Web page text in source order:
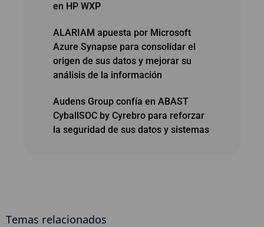
en HP WXP
ALARIAM apuesta por Microsoft
Azure Synapse para consolidar el
origen de sus datos y mejorar su
análisis de la información
Audens Group confía en ABAST
CyballSOC by Cyrebro para reforzar
la seguridad de sus datos y sistemas
Temas relacionados